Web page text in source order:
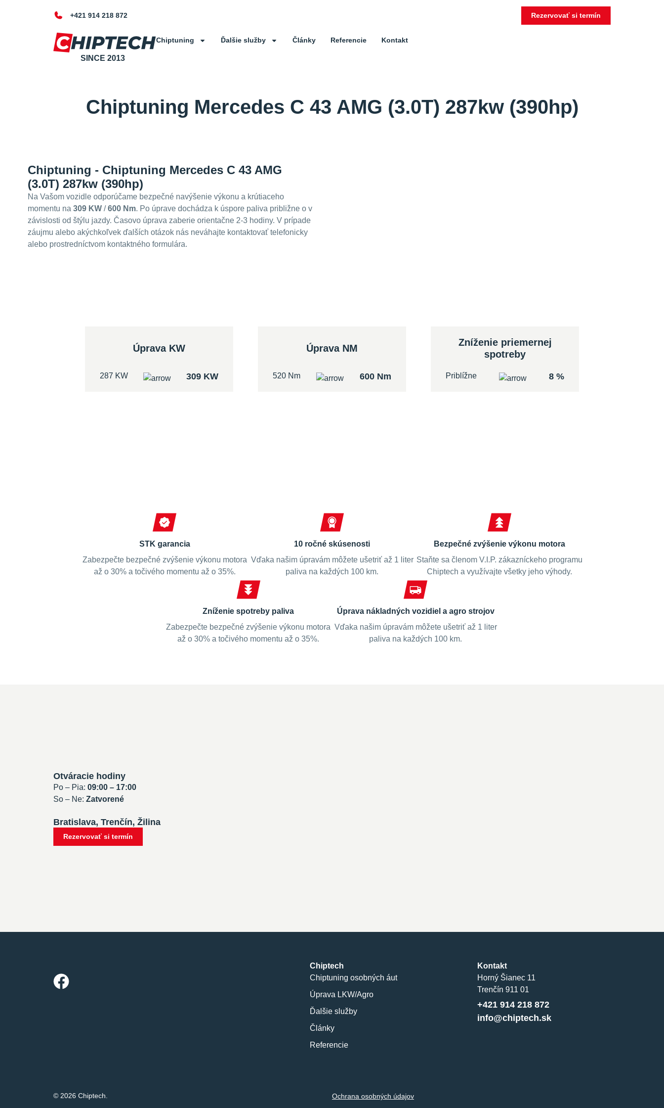
+421 914 218 872 Rezervovať si termín
SINCE 2013
Chiptuning Ďalšie služby Články Referencie Kontakt
Chiptuning Mercedes C 43 AMG (3.0T) 287kw (390hp)
Chiptuning - Chiptuning Mercedes C 43 AMG
(3.0T) 287kw (390hp)
Na Vašom vozidle odporúčame bezpečné navýšenie výkonu a krútiaceho
momentu na 309 KW /600 Nm. Po úprave dochádza k úspore paliva približne o v
závislosti od štýlu jazdy. Časovo úprava zaberie orientačne 2-3 hodiny. V prípade
záujmu alebo akýchkoľvek ďalších otázok nás neváhajte kontaktovať telefonicky
alebo prostredníctvom kontaktného formulára.
Úprava KW
287 KW 309 KW
Úprava NM
520 Nm 600 Nm
Zníženie priemernej
spotreby
Priblížne 8 %
STK garancia
Zabezpečte bezpečné zvýšenie výkonu motora
až o 30% a točivého momentu až o 35%.
10 ročné skúsenosti
Vďaka našim úpravám môžete ušetriť až 1 liter
paliva na každých 100 km.
Bezpečné zvýšenie výkonu motora
Staňte sa členom V.I.P. zákazníckeho programu
Chiptech a využívajte všetky jeho výhody.
Zníženie spotreby paliva
Zabezpečte bezpečné zvýšenie výkonu motora
až o 30% a točivého momentu až o 35%.
Úprava nákladných vozidiel a agro strojov
Vďaka našim úpravám môžete ušetriť až 1 liter
paliva na každých 100 km.
Otváracie hodiny
Po – Pia: 09:00 – 17:00
So – Ne: Zatvorené
Bratislava, Trenčín, Žilina
Rezervovať si termín
Chiptech
Chiptuning osobných áut
Úprava LKW/Agro
Ďalšie služby
Články
Referencie
Kontakt
Horný Šianec 11
Trenčín 911 01
+421 914 218 872
info@chiptech.sk
© 2026 Chiptech. Ochrana osobných údajov